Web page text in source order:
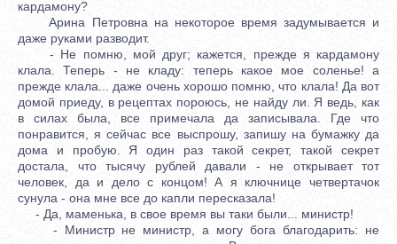
кардамону?
Арина Петровна на некоторое время задумывается и
даже руками разводит.
- Не помню, мой друг; кажется, прежде я кардамону
клала. Теперь - не кладу: теперь какое мое соленье! а
прежде клала... даже очень хорошо помню, что клала! Да вот
домой приеду, в рецептах пороюсь, не найду ли. Я ведь, как
в силах была, все примечала да записывала. Где что
понравится, я сейчас все выспрошу, запишу на бумажку да
дома и пробую. Я один раз такой секрет, такой секрет
достала, что тысячу рублей давали - не открывает тот
человек, да и дело с концом! А я ключнице четвертачок
сунула - она мне все до капли пересказала!
- Да, маменька, в свое время вы таки были... министр!
- Министр не министр, а могу бога благодарить: не